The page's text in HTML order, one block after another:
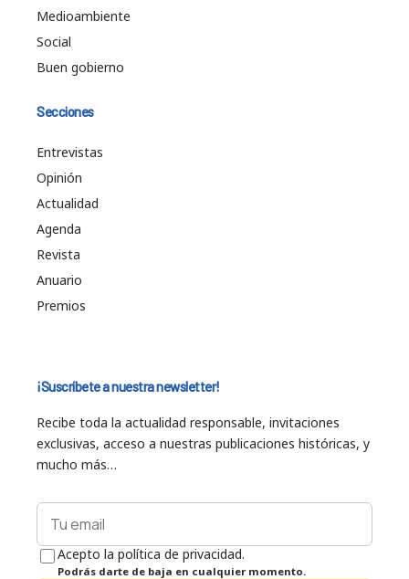
Medioambiente
Social
Buen gobierno
Secciones
Entrevistas
Opinión
Actualidad
Agenda
Revista
Anuario
Premios
¡Suscríbete a nuestra newsletter!
Recibe toda la actualidad responsable, invitaciones
exclusivas, acceso a nuestras publicaciones históricas, y
mucho más…
Acepto la política de privacidad.
Podrás darte de baja en cualquier momento.